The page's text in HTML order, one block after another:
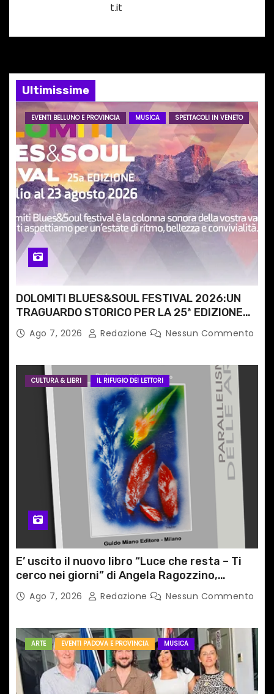
n
e
a
r
t
i
c
o
i
t.it
Ultimissime
EVENTI BELLUNO E PROVINCIA MUSICA SPETTACOLI IN VENETO
DOLOMITI BLUES&SOUL FESTIVAL 2026:UN
TRAGUARDO STORICO PER LA 25ª EDIZIONE
TRA LE CIME PATRIMONIO UNESCO
Ago 7, 2026 Redazione Nessun Commento
CULTURA & LIBRI IL RIFUGIO DEI LETTORI
E’ uscito il nuovo libro “Luce che resta – Ti
cerco nei giorni” di Angela Ragozzino,
medico primario di Capua
Ago 7, 2026 Redazione Nessun Commento
ARTE EVENTI PADOVA E PROVINCIA MUSICA